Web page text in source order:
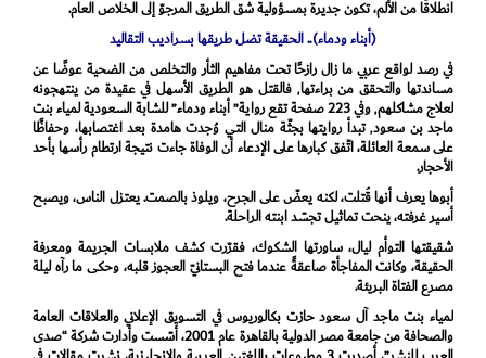
انطلاقًا من الألم، تكون جديرة بمسؤولية شق الطريق المرجوّ إلى الخلاص العام.
(أبناء ودماء).. الحقيقة تضل طريقها بسراديب التقاليد
في رصد لواقع عربي ما زال رازحًا تحت مفاهيم الثأر والتخلص من الضحية عوضًا عن
مساندتها والتحقق من براءتها٬ فالقتل هو الطريق الأسهل في عقيدة من ينتهجونه
لعلاج مشاكلهم٬ وفي 223 صفحة تقع رواية” أبناء ودماء” للشابة السعودية لمياء بنت
ماجد بن سعود٬ تبدأ روايتها بجثّة منال التي وُجدت هامدة بعد اغتصابها، وحفاظًا
على سمعة العائلة، اتّفق كبارها على الإدعاء أن الوفاة جاءت نتيجة ارتطام رأسها بأحد
الأحجار.
أبوها يعرف أنها قُتلت، لكنه يعضّ على الجرح، ويلوذ بالصمت. يعتزل الناس، ويصبح
أسير غرفته، ينحت تماثيل تجسّد ابنته الراحلة.
شقيقتها التوأم ليال، ساورتها الشكوك، فقرّرت كشف ملابسات الجريمة ومعرفة
الحقيقة، وكانت المفاجأة صاعقةً عندما فتح البستانيّ العجوز قلبه، وحكى ما رآه ليلة
مصرع الفتاة البريئة.
لمياء بنت ماجد آل سعود حازت بكالوريوس في التسويق الإعلاني والعلاقات العامة
والصحافة من جامعة مصر الدولية بالقاهرة عام 2001، أسّست وأدارت شركة “صدى